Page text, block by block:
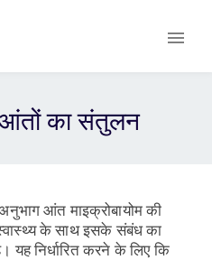
आंतों का संतुलन
आंत माइक्रोबायोम की
के साथ इसके संबंध का
निर्धारित करने के लिए कि